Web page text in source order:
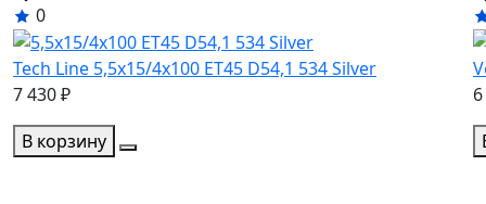
0
Tech Line 5,5x15/4x100 ET45 D54,1 534 Silver
7 430 ₽
В корзину